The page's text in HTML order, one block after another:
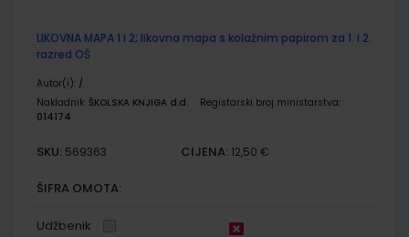
LIKOVNA MAPA 1 i 2; likovna mapa s kolažnim papirom za 1. i 2.
razred OŠ
Autor(i): /
Nakladnik: ŠKOLSKA KNJIGA d.d.
Registarski broj ministarstva:
014174
SKU: 569363 CIJENA: 12,50 €
ŠIFRA OMOTA:
Udžbenik